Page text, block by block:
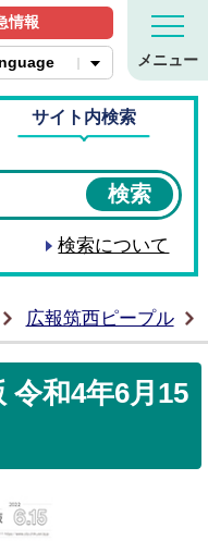
市ホームページ
情報
メニュー
サイト内検索
検索について
広報筑西ピープル
令和4年6月15